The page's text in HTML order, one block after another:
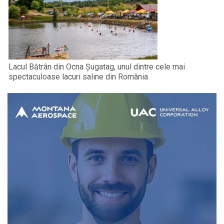
Lacul Bătrân din Ocna Șugatag, unul dintre cele mai
spectaculoase lacuri saline din România